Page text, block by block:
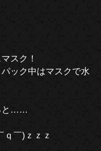
スク！
ック中はマスクで水
と……
ｑ￣)ｚｚｚ